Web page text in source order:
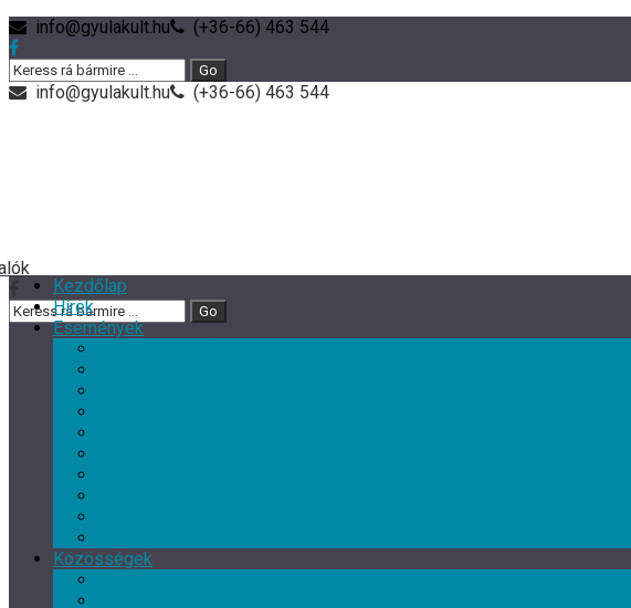
info@gyulakult.hu
(+36-66) 463 544
info@gyulakult.hu (+36-66) 463 544
Kezdőlap
Hírek
Események
Közösségek